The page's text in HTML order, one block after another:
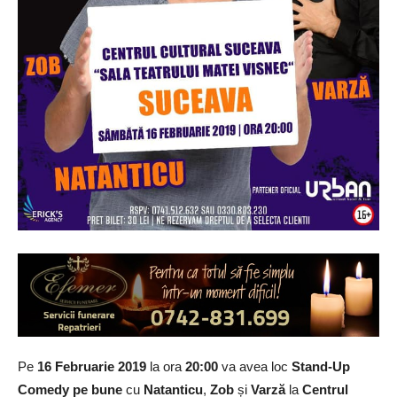
Pe 16 Februarie 2019 la ora 20:00 va avea loc Stand-Up
Comedy pe bune cu Natanticu, Zob și Varzăla Centrul